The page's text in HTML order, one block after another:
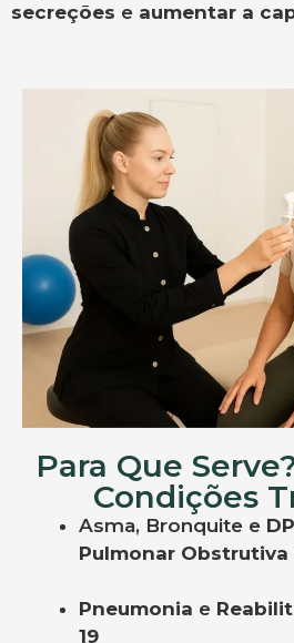
secreções e aumentar a
Para Que
Condições
Asma, Bronquite e
Pulmonar Obstrutiva
Pneumonia e
19